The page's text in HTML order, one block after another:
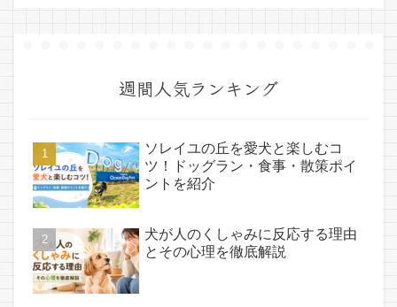
週間人気ランキング
ソレイユの丘を愛犬と楽しむコ
ツ！ドッグラン・食事・散策ポイ
ントを紹介
犬が人のくしゃみに反応する理由
とその心理を徹底解説